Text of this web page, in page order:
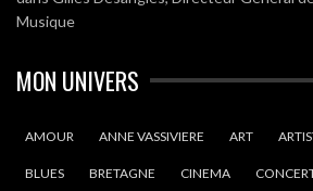
Musique
MON UNIVERS
AMOUR ANNE VASSIVIERE ART
BLUES BRETAGNE CINEMA